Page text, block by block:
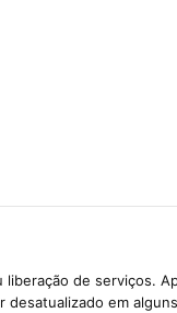
de serviços.
em